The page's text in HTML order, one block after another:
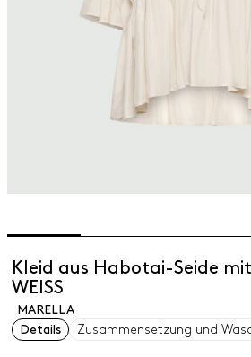
Kleid aus Habotai-Seide
WEISS
MARELLA
Details
Zusammensetzung und